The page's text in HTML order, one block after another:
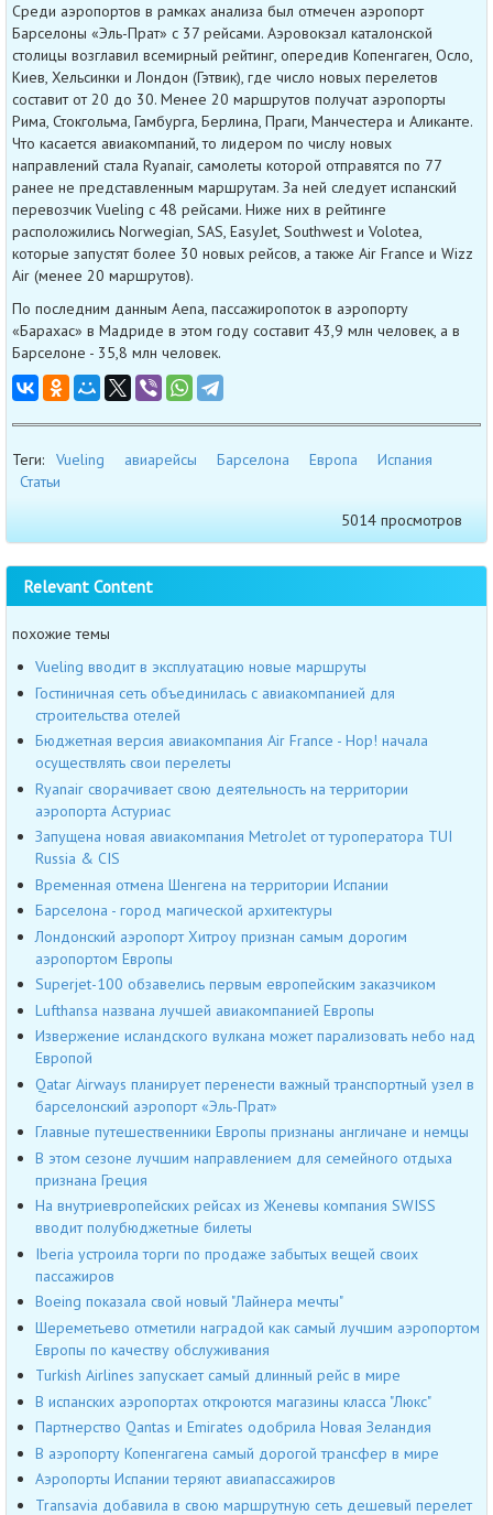
Среди аэропортов в рамках анализа был отмечен аэропорт
Барселоны «Эль-Прат» с 37 рейсами. Аэровокзал каталонской
столицы возглавил всемирный рейтинг, опередив Копенгаген, Осло,
Киев, Хельсинки и Лондон (Гэтвик), где число новых перелетов
составит от 20 до 30. Менее 20 маршрутов получат аэропорты
Рима, Стокгольма, Гамбурга, Берлина, Праги, Манчестера и Аликанте.
Что касается авиакомпаний, то лидером по числу новых
направлений стала Ryanair, самолеты которой отправятся по 77
ранее не представленным маршрутам. За ней следует испанский
перевозчик Vueling с 48 рейсами. Ниже них в рейтинге
расположились Norwegian, SAS, EasyJet, Southwest и Volotea,
которые запустят более 30 новых рейсов, а также Air France и Wizz
Air (менее 20 маршрутов).
По последним данным Aena, пассажиропоток в аэропорту
«Барахас» в Мадриде в этом году составит 43,9 млн человек, а в
Барселоне - 35,8 млн человек.
Теги: Vueling авиарейсы Барселона Европа
Испания
Статьи
5014 просмотров
Relevant Content
похожие темы
Vueling вводит в эксплуатацию новые маршруты
Гостиничная сеть объединилась с авиакомпанией для
строительства отелей
Бюджетная версия авиакомпания Air France - Hop! начала
осуществлять свои перелеты
Ryanair сворачивает свою деятельность на территории
аэропорта Астуриас
Запущена новая авиакомпания MetroJet от туроператора TUI
Russia & CIS
Временная отмена Шенгена на территории Испании
Барселона - город магической архитектуры
Лондонский аэропорт Хитроу признан самым дорогим
аэропортом Европы
Superjet-100 обзавелись первым европейским заказчиком
Lufthansa названа лучшей авиакомпанией Европы
Извержение исландского вулкана может парализовать небо над
Европой
Qatar Airways планирует перенести важный транспортный узел в
барселонский аэропорт «Эль-Прат»
Главные путешественники Европы признаны англичане и немцы
В этом сезоне лучшим направлением для семейного отдыха
признана Греция
На внутриевропейских рейсах из Женевы компания SWISS
вводит полубюджетные билеты
Iberia устроила торги по продаже забытых вещей своих
пассажиров
Boeing показала свой новый "Лайнера мечты"
Шереметьево отметили наградой как самый лучшим аэропортом
Европы по качеству обслуживания
Turkish Airlines запускает самый длинный рейс в мире
В испанских аэропортах откроются магазины класса "Люкс"
Партнерство Qantas и Emirates одобрила Новая Зеландия
В аэропорту Копенгагена самый дорогой трансфер в мире
Аэропорты Испании теряют авиапассажиров
Transavia добавила в свою маршрутную сеть дешевый перелет